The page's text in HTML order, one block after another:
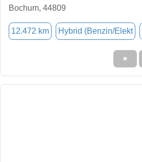
Bochum, 44809
12.472 km Hybrid (Benzin/Elekt
★